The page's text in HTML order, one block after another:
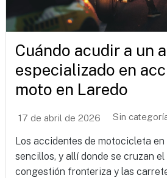
Cuándo acudir a un
especializado en
moto en Laredo
17 de abril de 2026 Sin
Los accidentes de motocicleta en
sencillos, y allí donde se cruzan
congestión fronteriza y las